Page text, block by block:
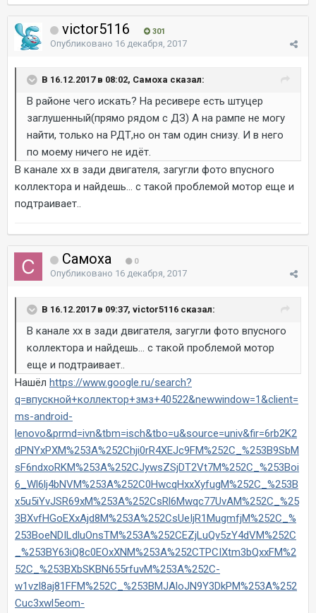
victor5116 301
Опубликовано 16 декабря, 2017
В 16.12.2017 в 08:02, Самоха сказал:
В районе чего искать? На ресивере есть штуцер
заглушенный(прямо рядом с ДЗ) А на рампе не могу
найти, только на РДТ,но он там один снизу. И в него
по моему ничего не идёт.
В канале хх в зади двигателя, загугли фото впусного
коллектора и найдешь... с такой проблемой мотор еще и
подтраивает..
Самоха 0
Опубликовано 16 декабря, 2017
В 16.12.2017 в 09:37, victor5116 сказал:
В канале хх в зади двигателя, загугли фото впусного
коллектора и найдешь... с такой проблемой мотор
еще и подтраивает..
Нашёл https://www.google.ru/search?
q=впускной+коллектор+змз+40522&newwindow=1&client=
ms-android-
lenovo&prmd=ivn&tbm=isch&tbo=u&source=univ&fir=6rb2K2
dPNYxPXM%253A%252Chji0rR4XEJc9FM%252C_%253B9SbM
sF6ndxoRKM%253A%252CJywsZSjDT2Vt7M%252C_%253Boi
6_Wl6lj4bNVM%253A%252C0HwcqHxxXyfugM%252C_%253B
x5u5iYvJSR69xM%253A%252CsRl6Mwqc77UvAM%252C_%25
3BXvfHGoEXxAjd8M%253A%252CsUeIjR1MugmfjM%252C_%
253BoeNDILdluOnsTM%253A%252CEZjLuQv5zY4dVM%252C
_%253BY63iQ8c0EOxXNM%253A%252CTPCIXtm3bQxxFM%2
52C_%253BXbSKBN655rfuvM%253A%252C-
w1vzl8aj81FFM%252C_%253BMJAloJN9Y3DkPM%253A%252
Cuc3xwl5eom-